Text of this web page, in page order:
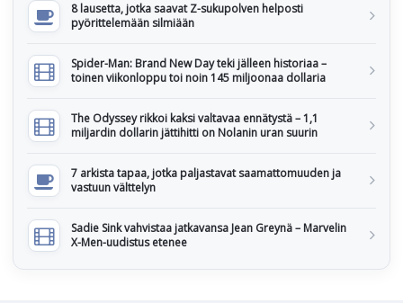
8 lausetta, jotka saavat Z-sukupolven helposti
pyörittelemään silmiään
Spider-Man: Brand New Day teki jälleen historiaa –
toinen viikonloppu toi noin 145 miljoonaa dollaria
The Odyssey rikkoi kaksi valtavaa ennätystä – 1,1
miljardin dollarin jättihitti on Nolanin uran suurin
7 arkista tapaa, jotka paljastavat saamattomuuden ja
vastuun välttelyn
Sadie Sink vahvistaa jatkavansa Jean Greynä – Marvelin
X-Men-uudistus etenee